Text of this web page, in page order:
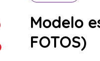
Modelo
FOTOS)